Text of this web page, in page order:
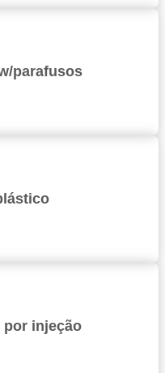
parafusos
por injeção